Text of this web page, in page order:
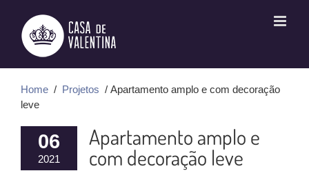
conteúdo
Home / Projetos / Apartamento amplo e com decoração
leve
06
2021
Apartamento amplo e
com decoração leve